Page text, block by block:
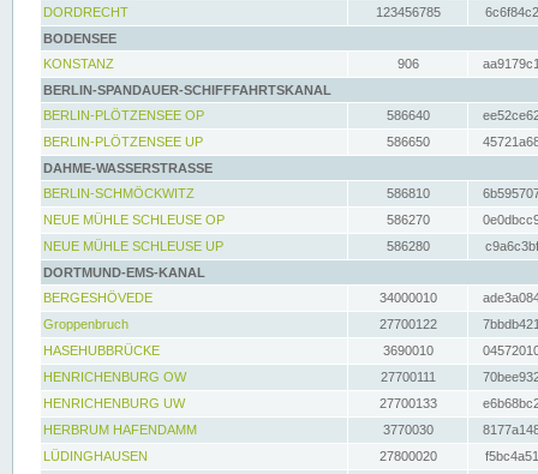
DORDRECHT
123456785
BODENSEE
KONSTANZ
906
BERLIN-SPANDAUER-SCHIFFFAHRTSKANAL
BERLIN-PLÖTZENSEE OP
586640
BERLIN-PLÖTZENSEE UP
586650
DAHME-WASSERSTRASSE
BERLIN-SCHMÖCKWITZ
586810
NEUE MÜHLE SCHLEUSE OP
586270
NEUE MÜHLE SCHLEUSE UP
586280
DORTMUND-EMS-KANAL
BERGESHÖVEDE
34000010
Groppenbruch
27700122
HASEHUBBRÜCKE
3690010
HENRICHENBURG OW
27700111
HENRICHENBURG UW
27700133
HERBRUM HAFENDAMM
3770030
LÜDINGHAUSEN
27800020